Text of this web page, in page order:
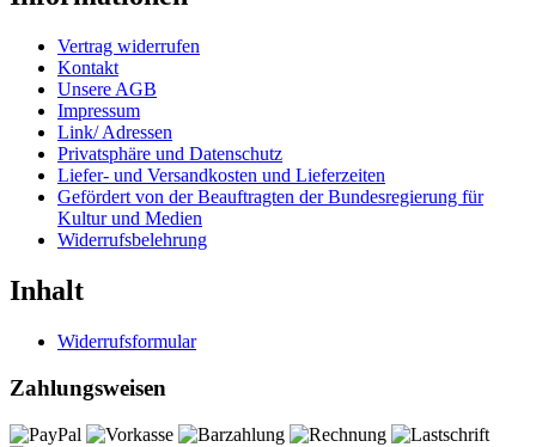
Vertrag widerrufen
Kontakt
Unsere AGB
Impressum
Link/ Adressen
Privatsphäre und Datenschutz
Liefer- und Versandkosten und Lieferzeiten
Gefördert von der Beauftragten der Bundesregierung für
Kultur und Medien
Widerrufsbelehrung
Inhalt
Widerrufsformular
Zahlungsweisen